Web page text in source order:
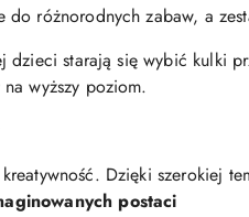
do różnorodnych zabaw, a
dzieci starają się wybić kulki
wyższy poziom.
Dzięki szerokiej
postaci